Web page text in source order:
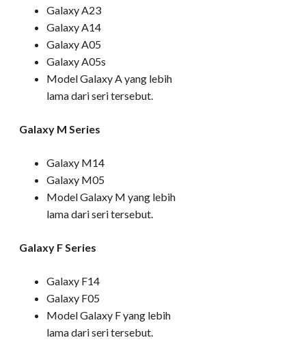
Galaxy A23
Galaxy A14
Galaxy A05
Galaxy A05s
Model Galaxy A yang lebih
lama dari seri tersebut.
Galaxy M Series
Galaxy M14
Galaxy M05
Model Galaxy M yang lebih
lama dari seri tersebut.
Galaxy F Series
Galaxy F14
Galaxy F05
Model Galaxy F yang lebih
lama dari seri tersebut.